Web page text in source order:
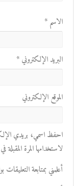
الاسم*
البريد الإلكتروني*
الموقع الإلكتروني
احفظ اسمي، بريدي
لاستخدامها المرة المقبلة
أعلمني بمتابعة